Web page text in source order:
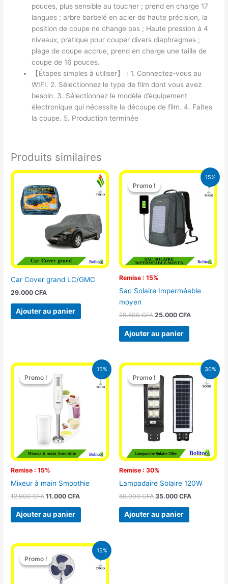
pouces, plus sensible au toucher ; prend en charge 17
langues ; arbre barbelé en acier de haute précision, la
position de coupe ne change pas ; Haute pression à 4
niveaux, pratique pour couper divers diaphragmes ;
plage de coupe accrue, prend en charge une taille de
coupe de 16 pouces.
【Étapes simples à utiliser】 : 1. Connectez-vous au
WIFI. 2. Sélectionnez le type de film dont vous avez
besoin. 3. Sélectionnez le modèle d’équipement
électronique qui nécessite la découpe de film. 4. Faites
la coupe. 5. Production terminée
Produits similaires
Car Cover grand LC/GMC
29.000CFA
Ajouter au panier
15%
Promo !
Remise : 15%
Promo !
Sac Solaire Imperméable
moyen
29.500CFA
Le
prix
initial
était :
29.500 CFA.
25.000 CFA
Le
prix
actuel
Ajouter au panier
15%
Promo !
Remise : 15%
Promo !
Mixeur à main Smoothie
12.900CFA
Le
prix
initial
était :
12.900 CFA.
11.000CFA
Le
Ajouter au panier
30%
Promo !
Remise : 30%
Promo !
Lampadaire Solaire 120W
50.000CFA
Le
prix
initial
était :
50.000 CFA.
35.000 CFA
Le
prix
actuel
est :
35.000
Ajouter au panier
15%
Promo !
Promo !
Le
prix
initial
était :
10.000 CFA.
Le